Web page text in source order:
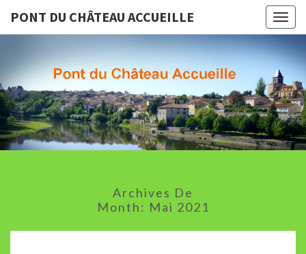
PONT DU CHÂTEAU ACCUEILLE
PONT
Association
Culturelle
De Pont Du
Chateau
Archives De
Month: Mai 2021